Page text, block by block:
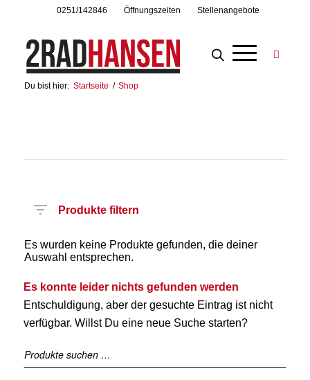
0251/142846 Öffnungszeiten Stellenangebote
Du bist hier: Startseite / Shop
Produkte filtern
Es wurden keine Produkte gefunden, die deiner
Auswahl entsprechen.
Es konnte leider nichts gefunden werden
Entschuldigung, aber der gesuchte Eintrag ist nicht
verfügbar. Willst Du eine neue Suche starten?